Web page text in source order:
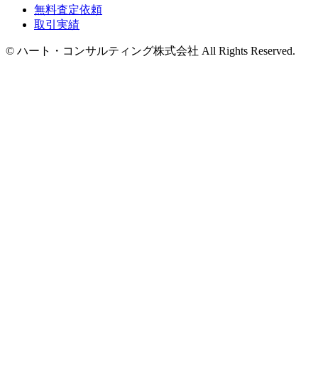
無料査定依頼
取引実績
© ハート・コンサルティング株式会社 All Rights Reserved.